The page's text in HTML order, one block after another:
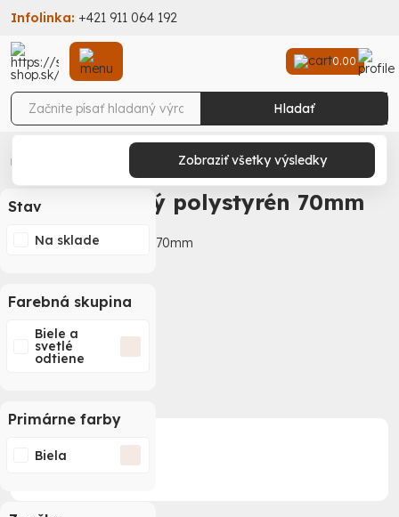
Infolinka: +421 911 064 192
Hladať
Zobraziť všetky výsledky
0.00
Stav-Shop Zatepľovací systém Podlahový polystyrén
Podlahový polystyrén 70mm
Stav
Na sklade
Farebná skupina
Biele a
svetlé
odtiene
Primárne farby
Biela
Podlahový polystyrén 70mm
Podkategórie